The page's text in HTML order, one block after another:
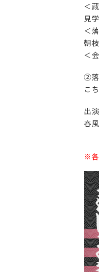
＜
見
＜
朝
＜
②落
こ
出
春
※各